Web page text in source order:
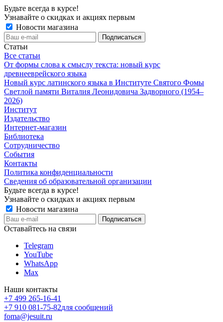
Будьте всегда в курсе!
Узнавайте о скидках и акциях первым
Новости магазина
Статьи
Все статьи
От формы слова к смыслу текста: новый курс
древнееврейского языка
Новый курс латинского языка в Институте Святого Фомы
Светлой памяти Виталия Леонидовича Задворного (1954–
2026)
Институт
Издательство
Интернет-магазин
Библиотека
Сотрудничество
События
Контакты
Политика конфиденциальности
Сведения об образовательной организации
Будьте всегда в курсе!
Узнавайте о скидках и акциях первым
Новости магазина
Оставайтесь на связи
Telegram
YouTube
WhatsApp
Max
Наши контакты
+7 499 265-16-41
+7 910 081-75-82для сообщений
foma@jesuit.ru